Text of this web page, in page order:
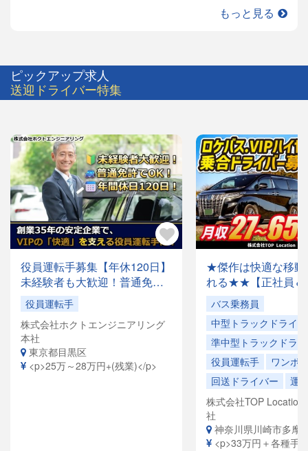
もっと見る
ピックアップ求人
送迎ドライバー特集
役員運転手募集【年休120日】
未経験者も大歓迎！普通免許
があれば応募OK✨月収28万円
以上も可能！創業35年の安定
企業で、「快適な空間」を提
供するお仕事です。
役員運転手
株式会社ホクトエンジニアリング
本社
東京都目黒区
<p>25万～28万円+(残業)</p>
★傑作は快適な移動
れる★★【正社員＆
でドライバー大量
容は全国各地を回
ドライバーや、VIP
ヤードライバーな
員寮完備！引越祝
給（規定有）あり
バス乗務員
中型トラックドライ
準中型トラックドラ
役員運転手
ワンボ
回送ドライバー
運
株式会社TOP Location
社
神奈川県川崎市多摩
<p>33万円＋各種手